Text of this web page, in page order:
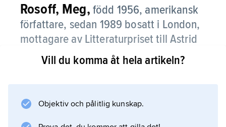
Rosoff, Meg, född 1956, amerikansk
författare, sedan 1989 bosatt i London,
mottagare av Litteraturpriset till Astrid
Lindgrens minne (ALMA) 2016.
ungdomsromanen
Vill du komma åt hela artikeln?
Objektiv och pålitlig kunskap.